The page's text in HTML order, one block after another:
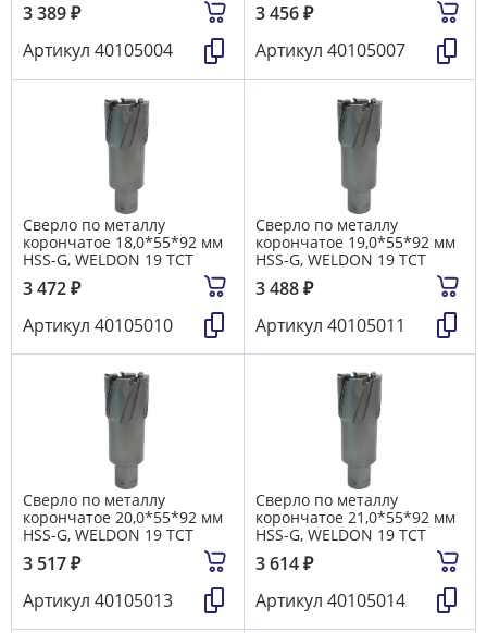
3 389₽
Артикул 40105004
3 456₽
Артикул 40105007
Сверло по металлу
корончатое 18,0*55*92 мм
HSS-G, WELDON 19 TCT
3 472₽
Артикул 40105010
Сверло по металлу
корончатое 19,0*55*92 мм
HSS-G, WELDON 19 TCT
3 488₽
Артикул 40105011
Сверло по металлу
корончатое 20,0*55*92 мм
HSS-G, WELDON 19 TCT
3 517₽
Артикул 40105013
Сверло по металлу
корончатое 21,0*55*92 мм
HSS-G, WELDON 19 TCT
3 614₽
Артикул 40105014